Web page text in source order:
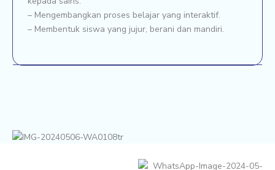
– Mengembangkan proses belajar yang interaktif.
– Membentuk siswa yang jujur, berani dan mandiri.